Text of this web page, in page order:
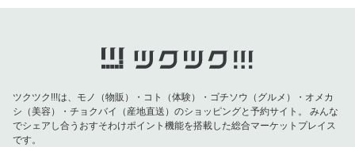
院
2021/03/03 2021年3月3日（水）田園調布 四元鍼灸整骨
ツクツク!!!は、モノ（物販）・コト（体験）・ゴチソウ（グルメ）・オメカ
シ（美容）・チョクバイ（産地直送）のショッピングと予約サイト。
みんな
でシェアし合うおすそわけポイント機能を搭載した総合マーケットプレイス
です。